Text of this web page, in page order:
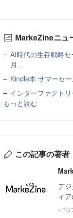
MarkeZineニュ
AI時代の生存戦略
月...
Kindle本 サマーセ
インターファクト
もっと読む
この記事の著者
デ
ィ
※プロ